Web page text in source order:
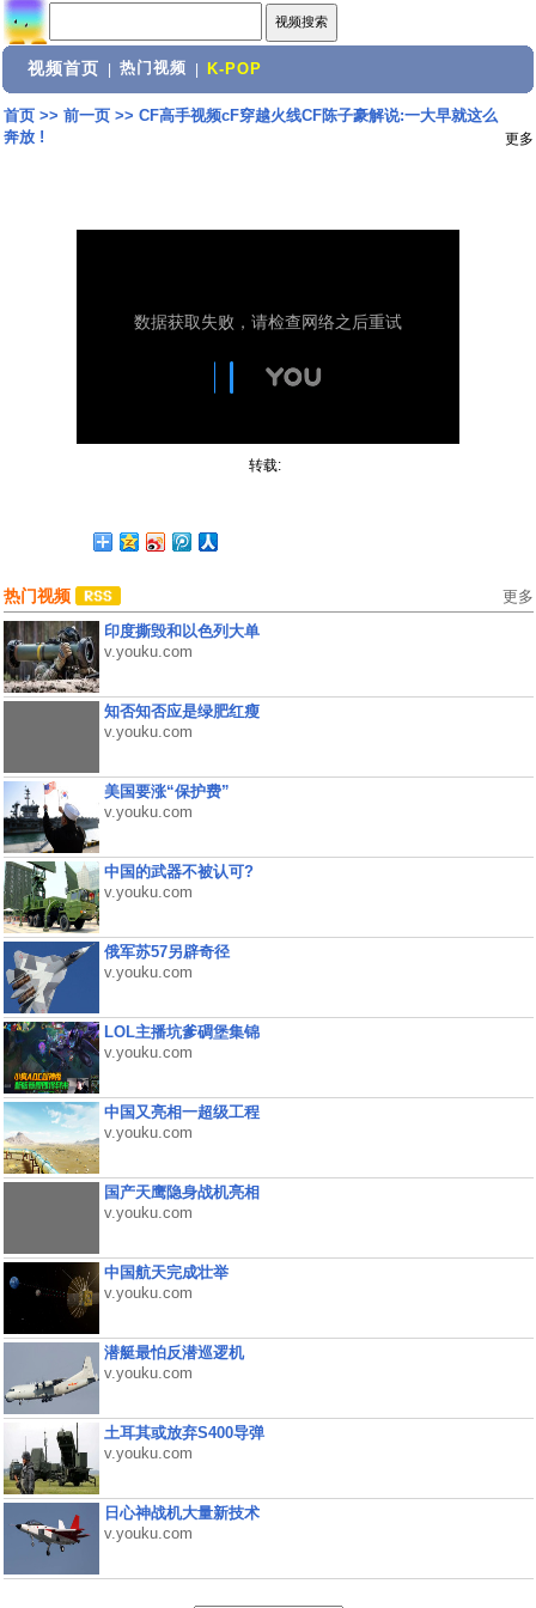
视频首页 热门视频 K-POP
首页>> 前一页>> CF高手视频cF穿越火线CF陈子豪解说:一大早就这么
奔放 !
更多
转载:
热门视频 更多
印度撕毁和以色列大单
v.youku.com
知否知否应是绿肥红瘦
v.youku.com
美国要涨“保护费”
v.youku.com
中国的武器不被认可?
v.youku.com
俄军苏57另辟奇径
v.youku.com
LOL主播坑爹碉堡集锦
v.youku.com
中国又亮相一超级工程
v.youku.com
国产天鹰隐身战机亮相
v.youku.com
中国航天完成壮举
v.youku.com
潜艇最怕反潜巡逻机
v.youku.com
土耳其或放弃S400导弹
v.youku.com
日心神战机大量新技术
v.youku.com